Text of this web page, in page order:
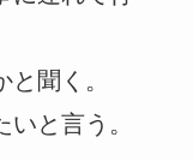
聞く。
と言う。